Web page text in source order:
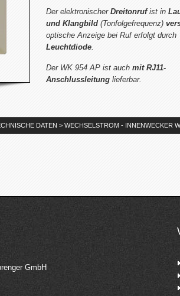
Der elektronischer Dreitonrufist in
und Klangbild (Tonfolgefrequenz)
optische Anzeige bei Ruf erfolgt durch
Leuchtdiode.
Der WK 954 AP ist auch mit RJ11-
Anschlussleitung lieferbar.
DATEN > WECHSELSTROM - INNENWECKER
GmbH